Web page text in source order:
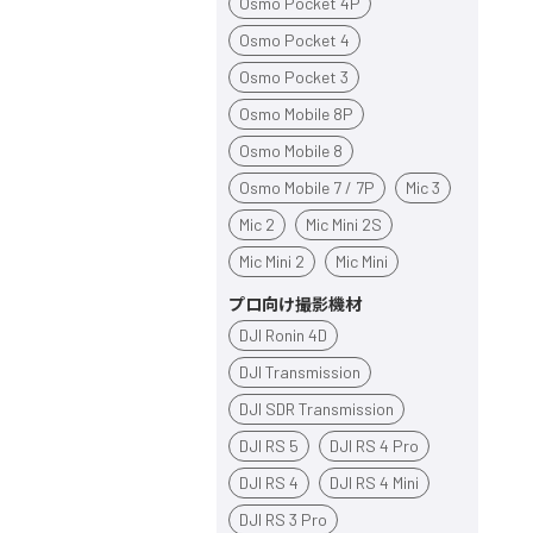
Osmo Pocket 4
Osmo Pocket 3
Osmo Mobile 8P
Osmo Mobile 8
Osmo Mobile 7 / 7P
Mic 3
Mic 2
Mic Mini 2S
Mic Mini 2
Mic Mini
プロ向け撮影機材
DJI Ronin 4D
DJI Transmission
DJI SDR Transmission
DJI RS 5
DJI RS 4 Pro
DJI RS 4
DJI RS 4 Mini
DJI RS 3 Pro